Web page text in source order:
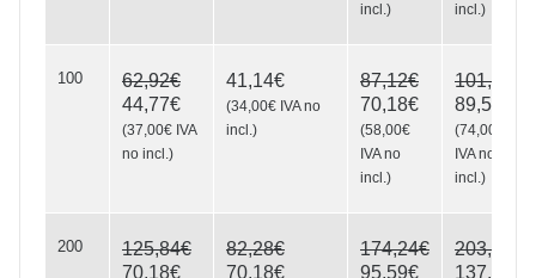
incl. )
incl. )
100
62,92€
44,77€
(37,00€ IVA
no incl. )
41,14€
(34,00€ IVA no
incl. )
87,12€
70,18€
(58,00€
IVA no
incl. )
101,64€
89,54€
(74,00€
IVA no
incl. )
200
125,84€
70,18€
82,28€
70,18€
174,24€
95,59€
203,28€
137,94€